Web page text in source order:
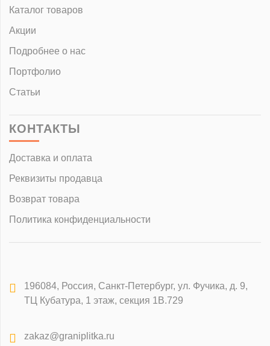
Каталог товаров
Акции
Подробнее о нас
Портфолио
Статьи
КОНТАКТЫ
Доставка и оплата
Реквизиты продавца
Возврат товара
Политика конфиденциальности
196084, Россия, Санкт-Петербург, ул. Фучика, д. 9,
ТЦ Кубатура, 1 этаж, секция 1В.729
zakaz@graniplitka.ru